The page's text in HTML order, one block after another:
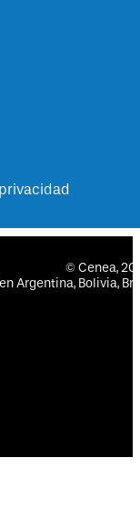
© Cenea,
Argentina, Bolivia,